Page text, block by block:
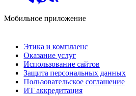
Мобильное приложение
Этика и комплаенс
Оказание услуг
Использование сайтов
Защита персональных данных
Пользовательское соглашение
ИТ аккредитация